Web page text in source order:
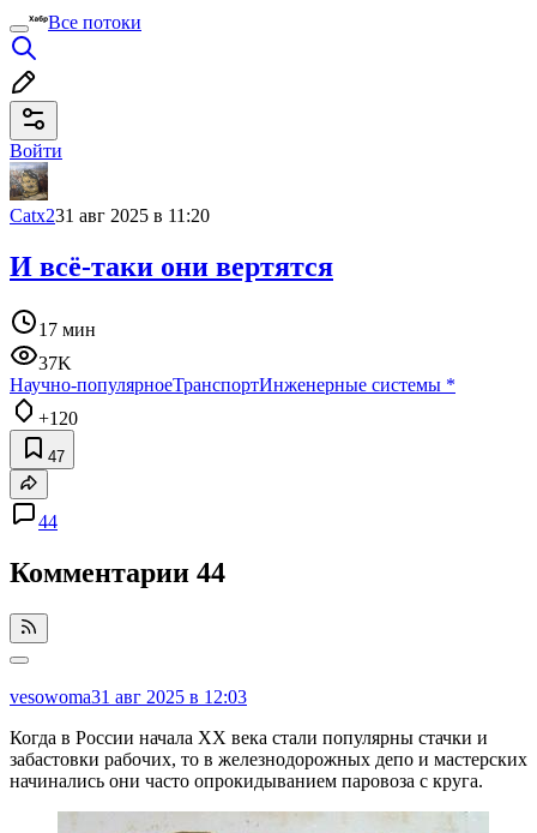
Все потоки
Войти
Catx231 авг 2025 в 11:20
И всё-таки они вертятся
17 мин
37K
Научно-популярноеТранспортИнженерные системы *
+120
47
44
Комментарии 44
vesowoma31 авг 2025 в 12:03
Когда в России начала ХХ века стали популярны стачки и
забастовки рабочих, то в железнодорожных депо и мастерских
начинались они часто опрокидыванием паровоза с круга.